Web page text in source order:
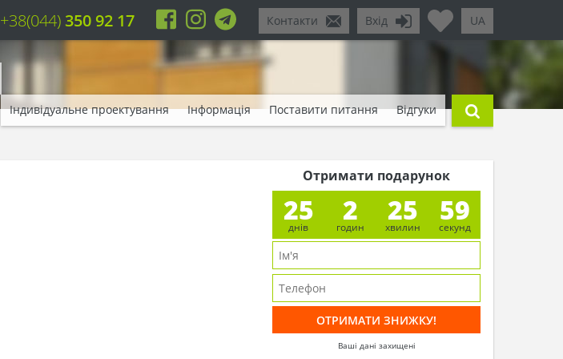
UA
Вхід
Контакти
+38(044)350 92 17
Індивідуальне проектування Інформація Поставити питання Відгуки
Отримати подарунок
25
днів
2
годин
25
хвилин
57
секунд
Ваші дані захищені